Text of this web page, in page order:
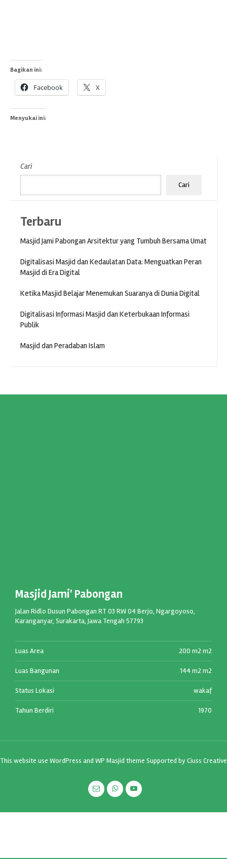
Bagikan ini:
Facebook X
Menyukai ini:
Cari
Cari
Terbaru
Masjid Jami Pabongan Arsitektur yang Tumbuh Bersama Umat
Digitalisasi Masjid dan Kedaulatan Data: Menguatkan Peran
Masjid di Era Digital
Ketika Masjid Belajar Menemukan Suaranya di Dunia Digital
Digitalisasi Informasi Masjid dan Keterbukaan Informasi
Publik
Masjid dan Peradaban Islam
Masjid Jami' Pabongan
Jalan Ridlo Dusun Pabongan RT 03 RW 04 Berjo, Ngargoyoso,
Karanganyar, Surakarta, Jawa Tengah 57793
Luas Area 200 m2 m2
Luas Bangunan 144 m2 m2
Status Lokasi wakaf
Tahun Berdiri 1970
This website use WordPress and WP Masjid theme Supported byCiuss Creative